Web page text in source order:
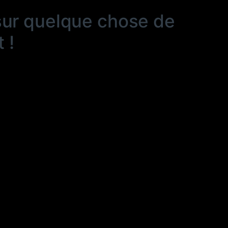
quelque chose de
!